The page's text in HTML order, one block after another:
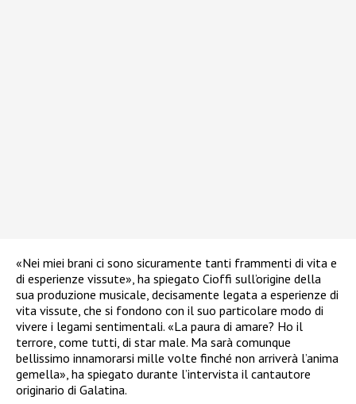
«Nei miei brani ci sono sicuramente tanti frammenti di vita e
di esperienze vissute», ha spiegato Cioffi sull’origine della
sua produzione musicale, decisamente legata a esperienze di
vita vissute, che si fondono con il suo particolare modo di
vivere i legami sentimentali. «La paura di amare? Ho il
terrore, come tutti, di star male. Ma sarà comunque
bellissimo innamorarsi mille volte finché non arriverà l’anima
gemella», ha spiegato durante l’intervista il cantautore
originario di Galatina.